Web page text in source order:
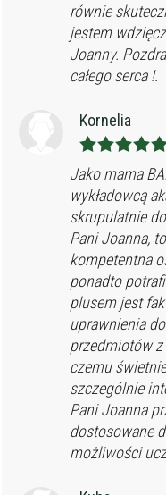
równie
jestem
Joanny.
całego serca !.
Kornelia
Jako mama
wykładowcą
skrupulatnie
Pani Joanna,
kompetentna
ponadto
plusem jest
uprawnienia
przedmiotów
czemu
szczególnie
Pani Joanna
dostosowane
możliwości